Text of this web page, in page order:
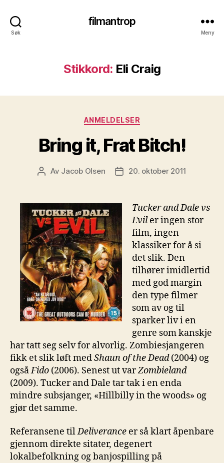
Søk
filmantrop
Meny
Stikkord: Eli Craig
Kategorier
ANMELDELSER
Bring it, Frat Bitch!
Innleggsforfatter
Av Jacob Olsen Publiseringsdato
20. oktober 2011
Tucker and Dale vs
Eviler ingen stor
film, ingen
klassiker for å si
det slik. Den
tilhører imidlertid
med god margin
den type filmer
som av og til
sparker liv i en
genre som kanskje
har tatt seg selv for alvorlig. Zombiesjangeren
fikk et slik løft medShaun of the Dead(2004) og
ogsåFido (2006). Senest ut varZombieland
(2009). Tucker and Dale tar tak i en enda
mindre subsjanger, «Hillbilly in the woods» og
gjør det samme.
Referansene tilDeliverance er så klart åpenbare
gjennom direkte sitater, degenert
lokalbefolkning og banjospilling på